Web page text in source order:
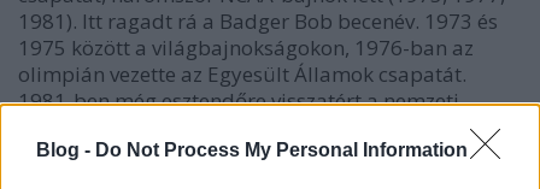
Blog - Do Not Process My Personal Information
1981). Itt ragadt rá a Badger Bob becenév. 1973 és
1975 között a világbajnokságokon, 1976-ban az
olimpián vezette az Egyesült Államok csapatát.
1981-ben még esztendőre visszatért a nemzeti